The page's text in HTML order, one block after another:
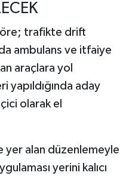
trafikte drift
ambulans ve itfaiye
araçlara yol
yapıldığında aday
olarak el
yer alan düzenlemeyle
yerini kalıcı